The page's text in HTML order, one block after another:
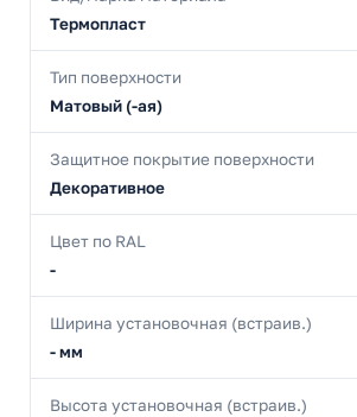
Термопласт
Тип поверхности
Матовый (-ая)
Защитное покрытие поверхности
Декоративное
Цвет по RAL
-
Ширина установочная (встраив.)
- мм
Высота установочная (встраив.)